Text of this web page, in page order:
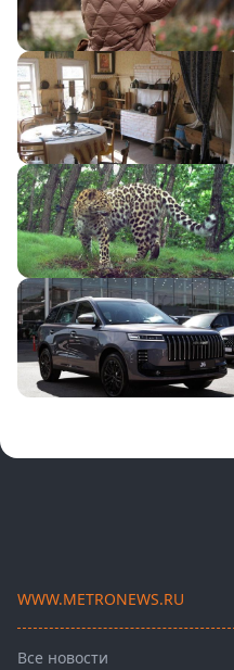
WWW.METRONEWS.RU
Все новости